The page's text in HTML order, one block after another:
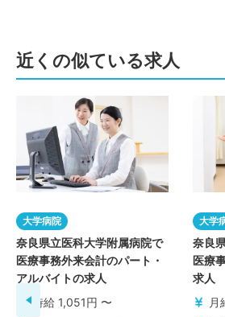
近くの似ている求人
大学病院
奈良県立医科大学附属病院で
医療事務外来会計のパート・
アルバイトの求人
時給 1,051円 〜
大学
奈良
医療
求人
月